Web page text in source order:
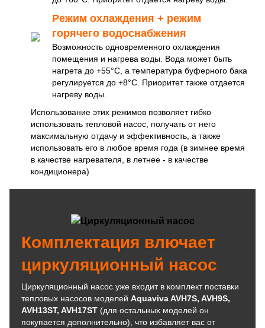
Режим охлаждения + режим
горячего водоснабжения
Возможность одновременного охлаждения
помещения и нагрева воды. Вода может быть
нагрета до +55°C, а температура буферного бака
регулируется до +8°C. Приоритет также отдается
нагреву воды.
Использование этих режимов позволяет гибко
использовать тепловой насос, получать от него
максимальную отдачу и эффективность, а также
использовать его в любое время года (в зимнее время
в качестве нагревателя, в летнее - в качестве
кондиционера)
Комплектация влючает
циркуляционный насос
Циркуляционный насос уже входит в комплект поставки
тепловых насосов моделей Aquaviva AVH7S, AVH9S,
AVH13ST, AVH17ST (для остальных моделей он
покупается дополнительно), что избавляет вас от